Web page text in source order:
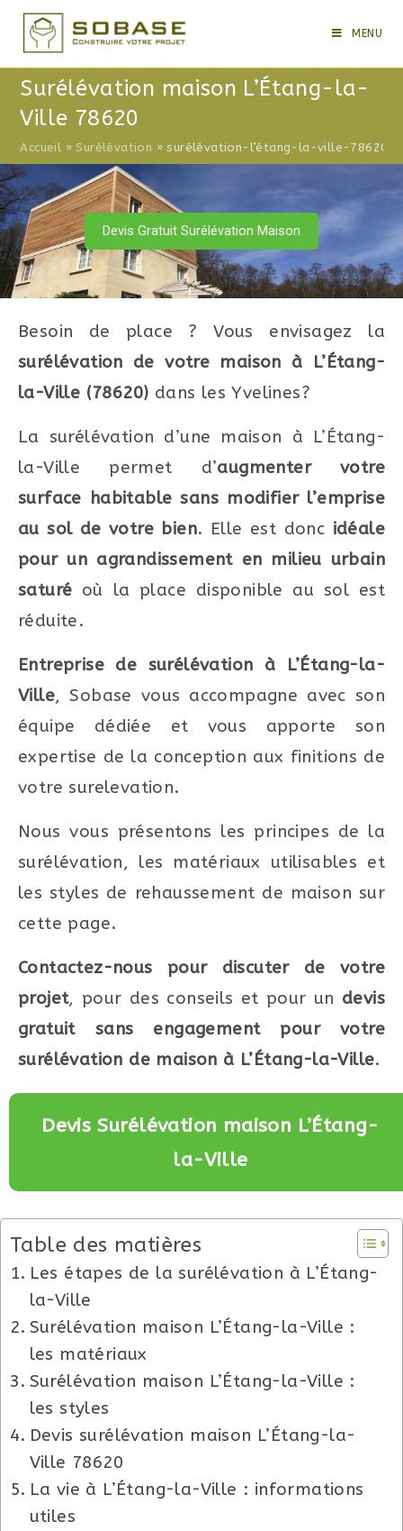
Skip
content
MENU
Surélévation maison L’Étang-la-
Ville 78620
Accueil »Surélévation »surélévation-l’étang-la-ville-78620
Devis Gratuit Surélévation Maison
Besoin de place ? Vous envisagez la
surélévation de votre maison à L’Étang-
la-Ville (78620) dans les Yvelines?
La surélévation d’une maison à L’Étang-
la-Ville permet d’augmenter votre
surface habitable sans modifier l’emprise
au sol de votre bien. Elle est donc idéale
pour un agrandissement en milieu urbain
saturé où la place disponible au sol est
réduite.
Entreprise de surélévation à L’Étang-la-
Ville, Sobase vous accompagne avec son
équipe dédiée et vous apporte son
expertise de la conception aux finitions de
votre surelevation.
Nous vous présentons les principes de la
surélévation, les matériaux utilisables et
les styles de rehaussement de maison sur
cette page.
Contactez-nous pour discuter de votre
projet, pour des conseils et pour un devis
gratuit sans engagement pour votre
surélévation de maison à L’Étang-la-Ville.
Devis Surélévation maison L’Étang-
la-Ville
Table des matières
Les étapes de la surélévation à L’Étang-
la-Ville
Surélévation maison L’Étang-la-Ville :
les matériaux
Surélévation maison L’Étang-la-Ville :
les styles
Devis surélévation maison L’Étang-la-
Ville 78620
La vie à L’Étang-la-Ville : informations
utiles